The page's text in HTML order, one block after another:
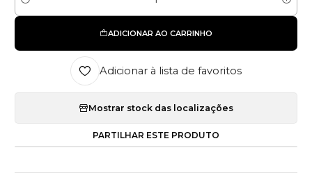
Quantidade
ADICIONAR AO CARRINHO
Adicionar à lista de favoritos
Mostrar stock das localizações
PARTILHAR ESTE PRODUTO